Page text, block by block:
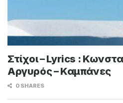
Στίχοι – Lyrics :
Αργυρός – Καμπάνες
0 SHARES